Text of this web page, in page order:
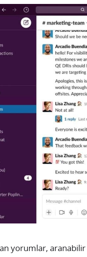
yorumlar,